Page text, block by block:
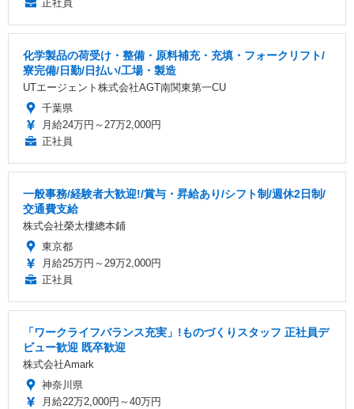
正社員
化学製品の荷受け・整備・原料補充・充填・フォークリフト/
寮完備/日勤/日払い/工場・製造
UTエージェント株式会社AGT南関東第一CU
千葉県
月給24万円～27万2,000円
正社員
一般事務/経験者大歓迎!/賞与・昇給あり/シフト制/週休2日制/
交通費支給
株式会社榮太樓總本鋪
東京都
月給25万円～29万2,000円
正社員
「ワークライフバランス充実」!ものづくりスタッフ 正社員デ
ビュー歓迎 既卒歓迎
株式会社Amark
神奈川県
月給22万2,000円～40万円